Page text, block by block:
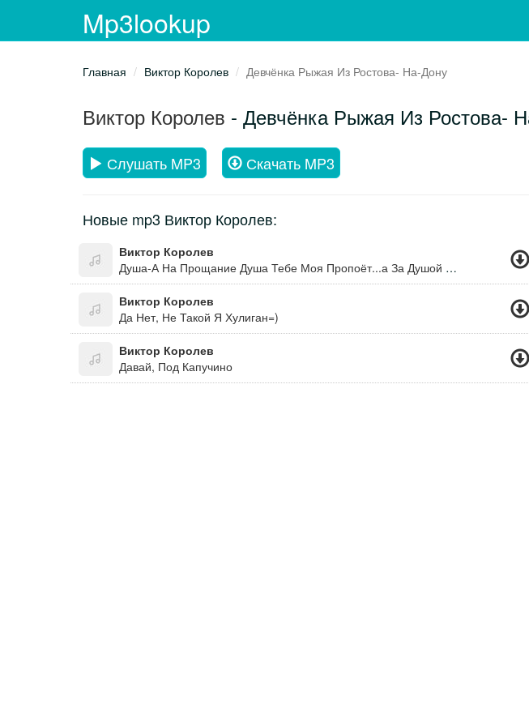
Mp3lookup
Главная Виктор Королев Девчёнка Рыжая Из Ростова- На-Дону
Виктор Королев - Девчёнка Рыжая Из Ростова-
Слушать MP3 Скачать MP3
Новые mp3 Виктор Королев:
Виктор Королев
Душа-А На Прощание Душа Тебе Моя Пропоёт...а За Душой Ни Гроша,зато Любовь В Ней Живёт...
Виктор Королев
Да Нет, Не Такой Я Хулиган=)
Виктор Королев
Давай, Под Капучино